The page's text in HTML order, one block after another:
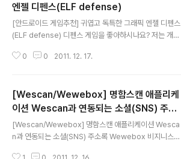
엔젤 디펜스(ELF defense)
[안드로이드 게임추천] 귀엽고 독특한 그래픽 엔젤 디펜스
(ELF defense) 디펜스 게임을 좋아하시나요? 저는 개인
이나 아이패드, 안드로이드 스마트폰에서 디펜스 게임을
운받아 설치해봤습니다. 엘프디펜스는 인간의 욕심으로 엘
프들의 마을과 집을 탐내어 전쟁을 하게되고, 엘프들은 인
간을 막아내려고 하는 스토리를 가진 디펜스 게임입니다.
어떻게 보면 영화 아바타와 비슷한 내용인것 같네요. 엘프
디펜스는 유료게임으로 T스토어에서 3500원에 구매해
게임을 즐길 수 있습니다. 또한 라이트 버전으로 무료로 다
0 0 2011. 12. 17.
[Wescan/Wewebox] 명함스캔 애플리케
이션 Wescan과 연동되는 소셜(SNS) 주소
록 Wewebox
[Wescan/Wewebox] 명함스캔 애플리케이션 Wesca
n과 연동되는 소셜(SNS) 주소록 Wewebox 비지니스맨